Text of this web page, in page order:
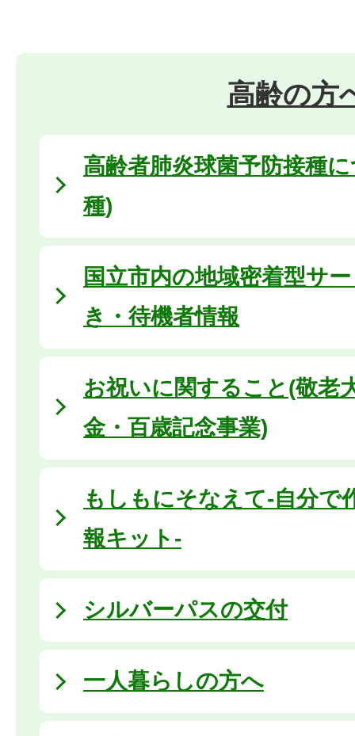
高齢の方
高齢者肺炎球菌予防接種
種)
国立市内の地域密着型サ
き・待機者情報
お祝いに関すること(敬老
金・百歳記念事業)
もしもにそなえて-自分で
報キット-
シルバーパスの交付
一人暮らしの方へ